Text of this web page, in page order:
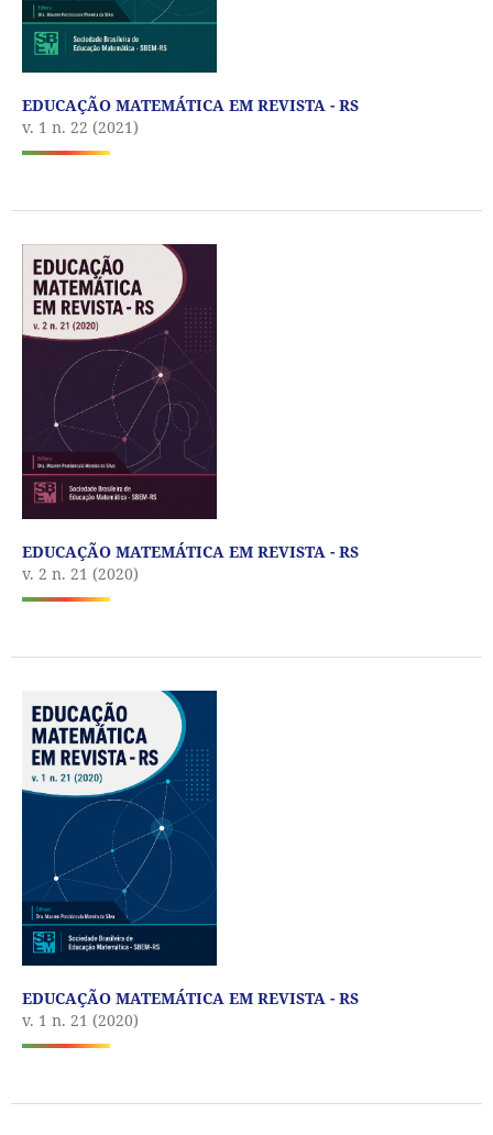
EDUCAÇÃO MATEMÁTICA EM REVISTA - RS
v. 1 n. 22 (2021)
EDUCAÇÃO MATEMÁTICA EM REVISTA - RS
v. 2 n. 21 (2020)
EDUCAÇÃO MATEMÁTICA EM REVISTA - RS
v. 1 n. 21 (2020)